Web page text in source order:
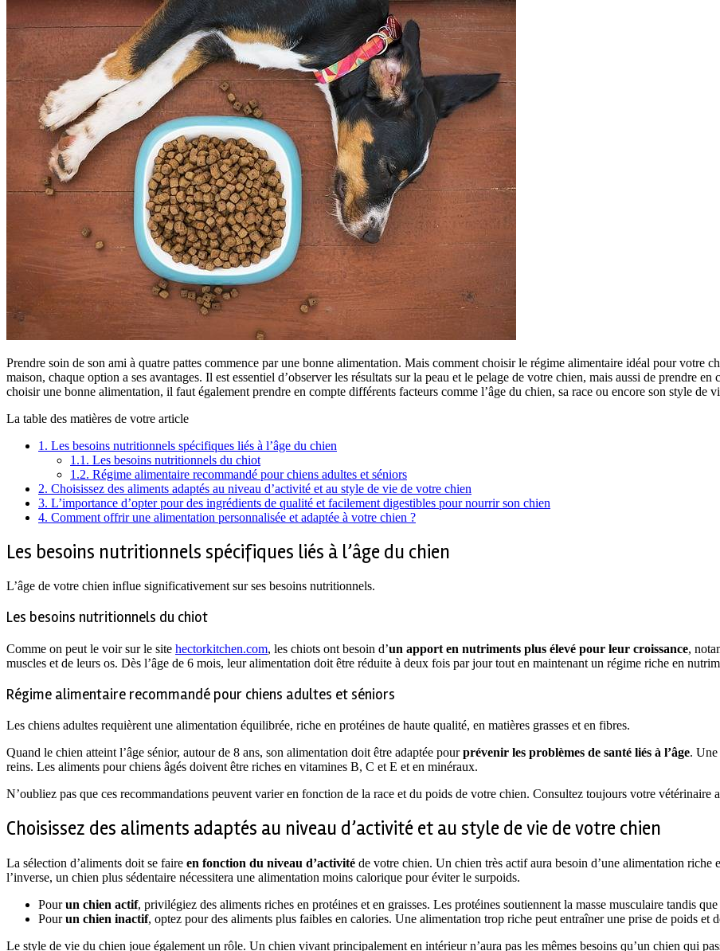
Prendre soin de son ami à quatre pattes commence par une bonne alimentation. Mais comment choisir le régime alimentaire idéal pour votre
maison, chaque option a ses avantages. Il est essentiel d’observer les résultats sur la peau et le pelage de votre chien, mais aussi de prendre
choisir une bonne alimentation, il faut également prendre en compte différents facteurs comme l’âge du chien, sa race ou encore son style de
La table des matières de votre article
1. Les besoins nutritionnels spécifiques liés à l’âge du chien
1.1. Les besoins nutritionnels du chiot
1.2. Régime alimentaire recommandé pour chiens adultes et séniors
2. Choisissez des aliments adaptés au niveau d’activité et au style de vie de votre chien
3. L’importance d’opter pour des ingrédients de qualité et facilement digestibles pour nourrir son chien
4. Comment offrir une alimentation personnalisée et adaptée à votre chien ?
Les besoins nutritionnels spécifiques liés à l’âge du chien
L’âge de votre chien influe significativement sur ses besoins nutritionnels.
Les besoins nutritionnels du chiot
Comme on peut le voir sur le site hectorkitchen.com, les chiots ont besoin d’un apport en nutriments plus élevé pour leur croissance,
muscles et de leurs os. Dès l’âge de 6 mois, leur alimentation doit être réduite à deux fois par jour tout en maintenant un régime riche en
Régime alimentaire recommandé pour chiens adultes et séniors
Les chiens adultes requièrent une alimentation équilibrée, riche en protéines de haute qualité, en matières grasses et en fibres.
Quand le chien atteint l’âge sénior, autour de 8 ans, son alimentation doit être adaptée pourprévenir les problèmes de santé liés à l’âge. Une
reins. Les aliments pour chiens âgés doivent être riches en vitamines B, C et E et en minéraux.
N’oubliez pas que ces recommandations peuvent varier en fonction de la race et du poids de votre chien. Consultez toujours votre vétérinaire
Choisissez des aliments adaptés au niveau d’activité et au style de vie de votre chien
La sélection d’aliments doit se faire en fonction du niveau d’activité de votre chien. Un chien très actif aura besoin d’une alimentation
l’inverse, un chien plus sédentaire nécessitera une alimentation moins calorique pour éviter le surpoids.
Pourun chien actif, privilégiez des aliments riches en protéines et en graisses. Les protéines soutiennent la masse musculaire tandis
Pourun chien inactif, optez pour des aliments plus faibles en calories. Une alimentation trop riche peut entraîner une prise de poids et
Le style de vie du chien joue également un rôle. Un chien vivant principalement en intérieur n’aura pas les mêmes besoins qu’un chien qui